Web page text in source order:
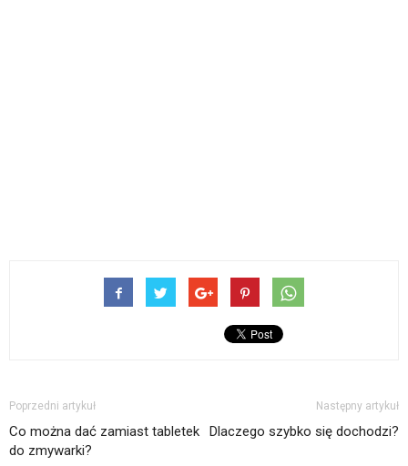
Poprzedni artykuł
Co można dać zamiast tabletek
do zmywarki?
Następny artykuł
Dlaczego szybko się dochodzi?